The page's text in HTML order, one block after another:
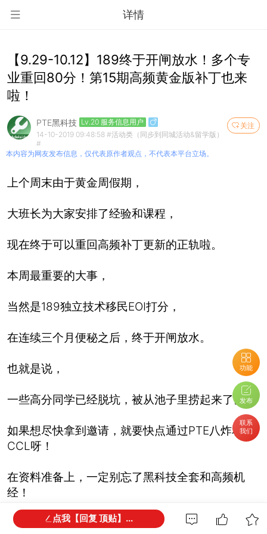
详情
功能
发布
联系
我们
【9.29-10.12】189终于开闸放水！多个专
业重回80分！第15期高频黄金版补丁也来
啦！
关注
PTE黑科技 Lv.20 服务信息用户
14-10-2019 09:48:58 #活动类（同步到同城活动&留学版）
#
本内容为网友发布信息，仅代表原作者观点，不代表本平台立场。
上个周末由于黄金周假期，
大班长为大家安排了经验和课程，
现在终于可以重回高频补丁更新的正轨啦。
本周最重要的大事，
当然是189独立技术移民EOI打分，
在连续三个月便秘之后，终于开闸放水。
也就是说，
一些高分同学已经脱坑，被从池子里捞起来了。
如果想尽快拿到邀请，就要快点通过PTE八炸和
CCL呀！
在资料准备上，一定别忘了黑科技全套和高频机
经！
今天发布的是第十五期高频机经黄金版的补丁！
点我【回复 顶贴】...